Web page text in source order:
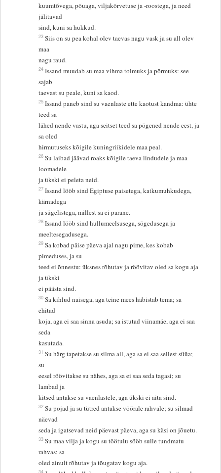
kuumtõvega, põuaga, viljakõrvetuse ja -roostega, ja need
jälitavad
sind, kuni sa hukkud.
23 Siis on su pea kohal olev taevas nagu vask ja su all olev
maa
nagu raud.
24 Issand muudab su maa vihma tolmuks ja põrmuks: see
sajab
taevast su peale, kuni sa kaod.
25 Issand paneb sind su vaenlaste ette kaotust kandma: ühte
teed sa
lähed nende vastu, aga seitset teed sa põgened nende eest, ja
sa oled
hirmutuseks kõigile kuningriikidele maa peal.
26 Su laibad jäävad roaks kõigile taeva lindudele ja maa
loomadele
ja ükski ei peleta neid.
27 Issand lööb sind Egiptuse paisetega, katkumuhkudega,
kärnadega
ja sügelistega, millest sa ei parane.
28 Issand lööb sind hullumeelsusega, sõgedusega ja
meeltesegadusega.
29 Sa kobad päise päeva ajal nagu pime, kes kobab
pimeduses, ja su
teed ei õnnestu: üksnes rõhutav ja röövitav oled sa kogu aja
ja ükski
ei päästa sind.
30 Sa kihlud naisega, aga teine mees häbistab tema; sa
ehitad
koja, aga ei saa sinna asuda; sa istutad viinamäe, aga ei saa
seda
kasutada.
31 Su härg tapetakse su silma all, aga sa ei saa sellest süüa;
su
eesel röövitakse su nähes, aga sa ei saa seda tagasi; su
lambad ja
kitsed antakse su vaenlastele, aga ükski ei aita sind.
32 Su pojad ja su tütred antakse võõrale rahvale; su silmad
näevad
seda ja igatsevad neid päevast päeva, aga su käsi on jõuetu.
33 Su maa vilja ja kogu su töötulu sööb sulle tundmatu
rahvas; sa
oled ainult rõhutav ja tõugatav kogu aja.
34